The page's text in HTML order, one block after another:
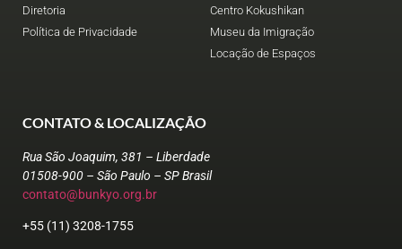
Diretoria
Política de Privacidade
Centro Kokushikan
Museu da Imigração
Locação de Espaços
CONTATO & LOCALIZAÇÃO
Rua São Joaquim, 381 – Liberdade
01508-900 – São Paulo – SP Brasil
contato@bunkyo.org.br
+55 (11) 3208-1755